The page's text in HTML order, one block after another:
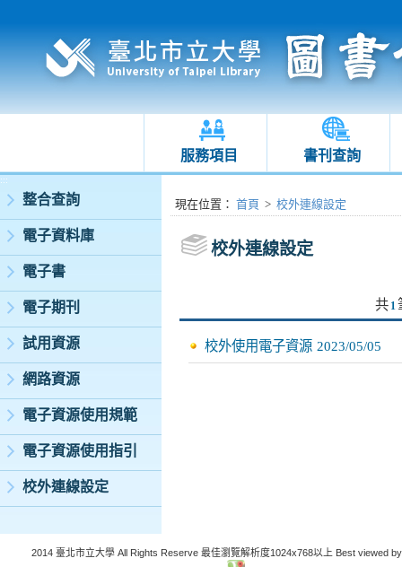
服務項目 書刊查詢
:::
整合查詢
電子資料庫
電子書
電子期刊
試用資源
網路資源
電子資源使用規範
電子資源使用指引
校外連線設定
:::現在位置 ： 首頁 > 校外連線設定
校外連線設定
共 1
校外使用電子資源 2023/05/05
2014 臺北市立大學 All Rights Reserve 最佳瀏覽解析度1024x768以上 Best viewed